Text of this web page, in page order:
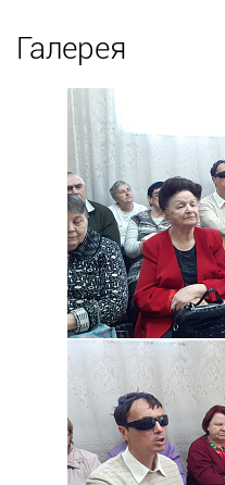
Галерея